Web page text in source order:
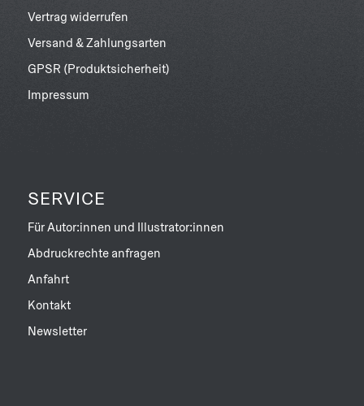
Vertrag widerrufen
Versand & Zahlungsarten
GPSR (Produktsicherheit)
Impressum
SERVICE
Für Autor:innen und Illustrator:innen
Abdruckrechte anfragen
Anfahrt
Kontakt
Newsletter